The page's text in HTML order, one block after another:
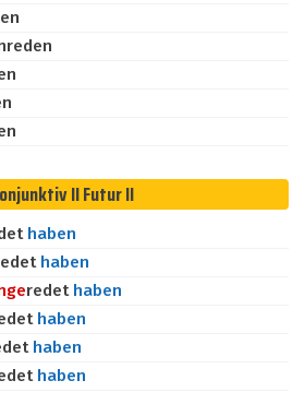
II Futur II
haben
haben
geredet haben
haben
haben
haben